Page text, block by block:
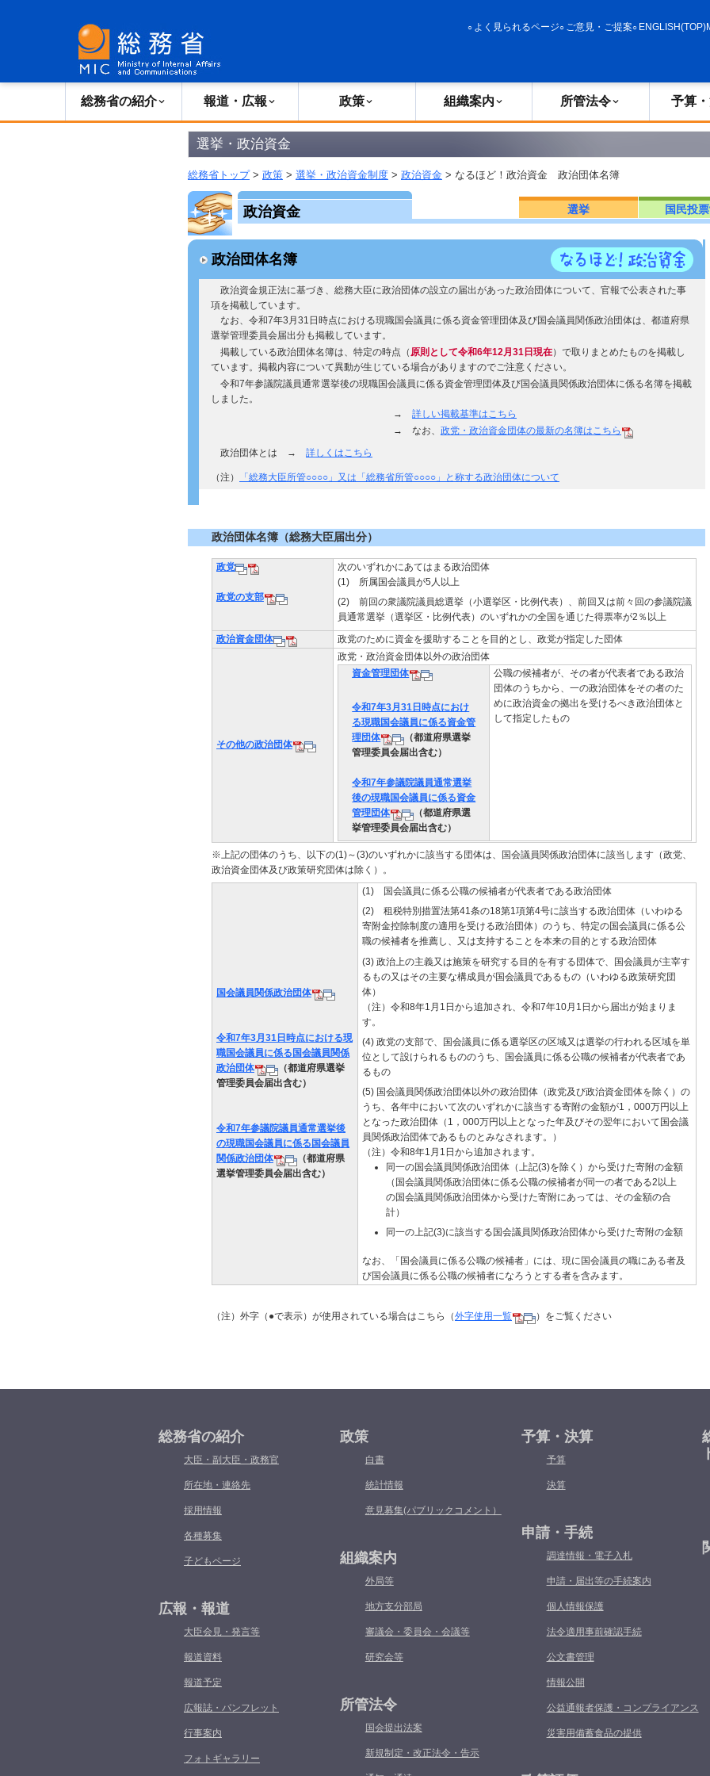
よく見られるページ ご意見・ご提案 ENGLISH(TOP)
総務省の紹介 報道・広報 政策 組織案内 所管法令 予算
選挙・政治資金
総務省トップ> 政策 > 選挙・政治資金制度 > 政治資金 > なるほど！政治資金 政治団体名簿
政治資金 選挙 国民投
政治団体名簿
政治資金規正法に基づき、総務大臣に政治団体の設立の届出があった政治団体について、官報で公表された事
項を掲載しています。
なお、令和7年3月31日時点における現職国会議員に係る資金管理団体及び国会議員関係政治団体は、都道府県
選挙管理委員会届出分も掲載しています。
掲載している政治団体名簿は、特定の時点（ 原則として令和6年12月31日現在）で取りまとめたものを掲載し
ています。掲載内容について異動が生じている場合がありますのでご注意ください。
令和7年参議院議員通常選挙後の現職国会議員に係る資金管理団体及び国会議員関係政治団体に係る名簿を掲載
しました。
→ 詳しい掲載基準はこちら
→ なお、 政党・政治資金団体の最新の名簿はこちら
政治団体とは → 詳しくはこちら
（注） 「総務大臣所管○○○○」又は「総務省所管○○○○」と称する政治団体について
政治団体名簿（総務大臣届出分）
政党
政党の支部
次のいずれかにあてはまる政治団体
(1) 所属国会議員が5人以上
(2) 前回の衆議院議員総選挙（小選挙区・比例代表）、前回又は前々回の参議院議
員通常選挙（選挙区・比例代表）のいずれかの全国を通じた得票率が2％以上
政治資金団体
政党のために資金を援助することを目的とし、政党が指定した団体
その他の政治団体
政党・政治資金団体以外の政治団体
資金管理団体
令和7年3月31日時点におけ
る現職国会議員に係る資金管
理団体
（都道府県選挙
管理委員会届出含む）
令和7年参議院議員通常選挙
後の現職国会議員に係る資金
管理団体
（都道府県選
挙管理委員会届出含む）
公職の候補者が、その者が代表者である政治
団体のうちから、一の政治団体をその者のた
めに政治資金の拠出を受けるべき政治団体と
して指定したもの
※上記の団体のうち、以下の(1)～(3)のいずれかに該当する団体は、国会議員関係政治団体に該当します（政党、
政治資金団体及び政策研究団体は除く）。
国会議員関係政治団体
令和7年3月31日時点における現
職国会議員に係る国会議員関係
政治団体
（都道府県選挙
管理委員会届出含む）
令和7年参議院議員通常選挙後
の現職国会議員に係る国会議員
関係政治団体
（都道府県
選挙管理委員会届出含む）
(1) 国会議員に係る公職の候補者が代表者である政治団体
(2) 租税特別措置法第41条の18第1項第4号に該当する政治団体（いわゆる
寄附金控除制度の適用を受ける政治団体）のうち、特定の国会議員に係る公
職の候補者を推薦し、又は支持することを本来の目的とする政治団体
(3) 政治上の主義又は施策を研究する目的を有する団体で、国会議員が主宰す
るもの又はその主要な構成員が国会議員であるもの（いわゆる政策研究団
体）
（注）令和8年1月1日から追加され、令和7年10月1日から届出が始まりま
す。
(4) 政党の支部で、国会議員に係る選挙区の区域又は選挙の行われる区域を単
位として設けられるもののうち、国会議員に係る公職の候補者が代表者であ
るもの
(5) 国会議員関係政治団体以外の政治団体（政党及び政治資金団体を除く）の
うち、各年中において次のいずれかに該当する寄附の金額が1，000万円以上
となった政治団体（1，000万円以上となった年及びその翌年において国会議
員関係政治団体であるものとみなされます。）
（注）令和8年1月1日から追加されます。
同一の国会議員関係政治団体（上記(3)を除く）から受けた寄附の金額
（国会議員関係政治団体に係る公職の候補者が同一の者である2以上
の国会議員関係政治団体から受けた寄附にあっては、その金額の合
計）
同一の上記(3)に該当する国会議員関係政治団体から受けた寄附の金額
なお、「国会議員に係る公職の候補者」には、現に国会議員の職にある者及
び国会議員に係る公職の候補者になろうとする者を含みます。
（注）外字（●で表示）が使用されている場合はこちら（外字使用一覧 ）をご覧ください
総務省の紹介
大臣・副大臣・政務官
所在地・連絡先
採用情報
各種募集
子どもページ
広報・報道
大臣会見・発言等
報道資料
報道予定
広報誌・パンフレット
行事案内
フォトギャラリー
政策
白書
統計情報
意見募集(パブリックコメント）
組織案内
外局等
地方支分部局
審議会・委員会・会議等
研究会等
所管法令
国会提出法案
新規制定・改正法令・告示
予算・決算
予算
決算
申請・手続
調達情報・電子入札
申請・届出等の手続案内
個人情報保護
法令適用事前確認手続
公文書管理
情報公開
公益通報者保護・コンプライアンス
災害用備蓄食品の提供